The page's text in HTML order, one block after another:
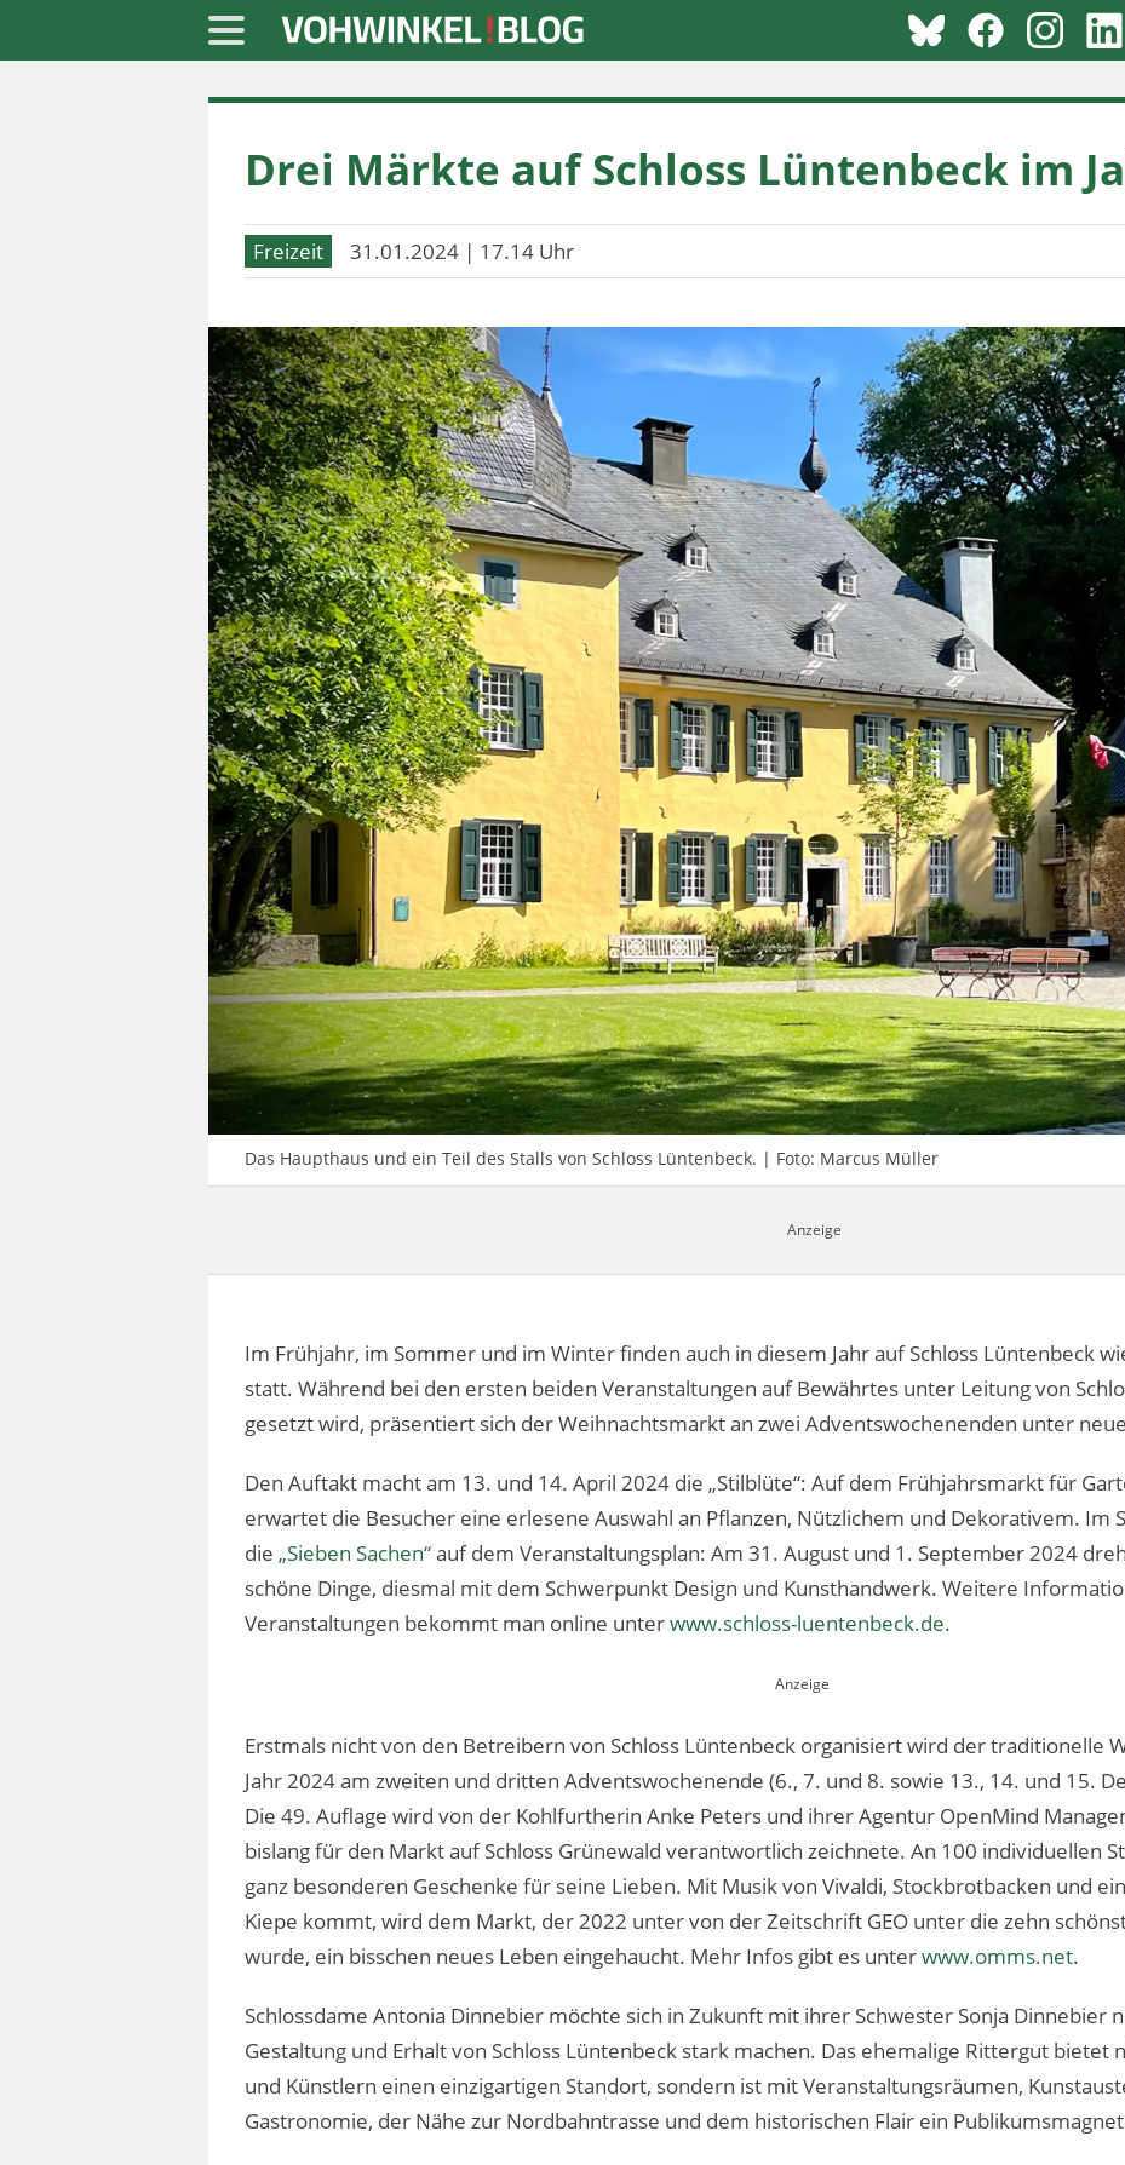
Startseite
» Blaulicht
» Notizen
» Sport
» Wirtschaft
Werbung
Datenschutz
Impressum
Drei Märkte auf Schloss Lüntenbeck im
Freizeit 31.01.2024 | 17.14 Uhr
Das Haupthaus und ein Teil des Stalls von Schloss Lüntenbeck. | Foto: Marcus Müller
Im Frühjahr, im Sommer und im Winter finden auch in diesem Jahr auf Schloss Lüntenbeck
statt. Während bei den ersten beiden Veranstaltungen auf Bewährtes unter Leitung von
gesetzt wird, präsentiert sich der Weihnachtsmarkt an zwei Adventswochenenden unter
Den Auftakt macht am 13. und 14. April 2024 die „Stilblüte“: Auf dem Frühjahrsmarkt für
erwartet die Besucher eine erlesene Auswahl an Pflanzen, Nützlichem und Dekorativem. Im
die „Sieben Sachen“auf dem Veranstaltungsplan: Am 31. August und 1. September 2024
schöne Dinge, diesmal mit dem Schwerpunkt Design und Kunsthandwerk. Weitere
Veranstaltungen bekommt man online unterwww.schloss-luentenbeck.de.
Erstmals nicht von den Betreibern von Schloss Lüntenbeck organisiert wird der traditionelle
Jahr 2024 am zweiten und dritten Adventswochenende (6., 7. und 8. sowie 13., 14. und 15.
Die 49. Auflage wird von der Kohlfurtherin Anke Peters und ihrer Agentur OpenMind
bislang für den Markt auf Schloss Grünewald verantwortlich zeichnete. An 100 individuellen
ganz besonderen Geschenke für seine Lieben. Mit Musik von Vivaldi, Stockbrotbacken und
Kiepe kommt, wird dem Markt, der 2022 unter von der Zeitschrift GEO unter die zehn
wurde, ein bisschen neues Leben eingehaucht. Mehr Infos gibt es unterwww.omms.net.
Schlossdame Antonia Dinnebier möchte sich in Zukunft mit ihrer Schwester Sonja Dinnebier
Gestaltung und Erhalt von Schloss Lüntenbeck stark machen. Das ehemalige Rittergut
und Künstlern einen einzigartigen Standort, sondern ist mit Veranstaltungsräumen,
Gastronomie, der Nähe zur Nordbahntrasse und dem historischen Flair ein Publikumsmagnet